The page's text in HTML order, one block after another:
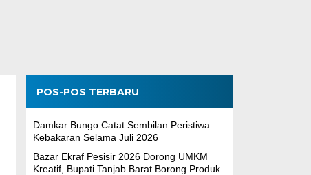
POS-POS TERBARU
Damkar Bungo Catat Sembilan Peristiwa
Kebakaran Selama Juli 2026
Bazar Ekraf Pesisir 2026 Dorong UMKM
Kreatif, Bupati Tanjab Barat Borong Produk